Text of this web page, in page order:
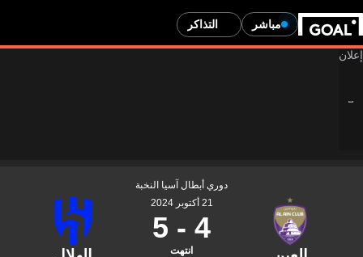
مباشر التذاكر
دوري أبطال آسيا النخبة
21 أكتوبر 2024
4
-
5
انتهت